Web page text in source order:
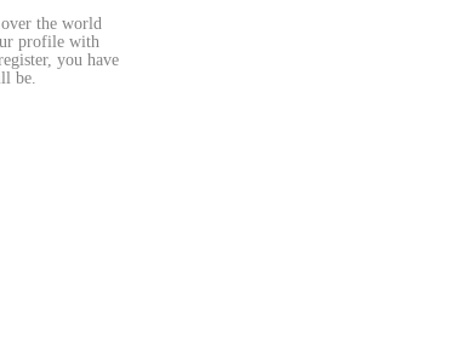
the world
profile with
you have
be.